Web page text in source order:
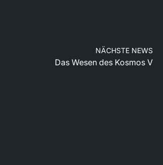
NÄCHSTE NEWS
Das Wesen des Kosmos V